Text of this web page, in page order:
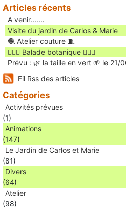
Articles récents
A venir.......
Visite du jardin de Carlos & Marie
🧶 Atelier couture 🧵
🚶🏻‍♀️ Balade botanique 🚶🏻‍♂️
Prévu : 🌿 la taille en vert 🌱 le 21/
Fil Rss des articles
Catégories
Activités prévues
(1)
Animations
(147)
Le Jardin de Carlos et Marie
(81)
Divers
(64)
Atelier
(98)